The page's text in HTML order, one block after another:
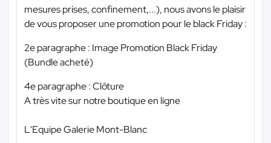
mesures prises, confinement,...), nous avons le plaisir
de vous proposer une promotion pour le black Friday :
2e paragraphe : Image Promotion Black Friday
(Bundle acheté)
4e paragraphe : Clôture
A très vite sur notre boutique en ligne
L'Equipe Galerie Mont-Blanc